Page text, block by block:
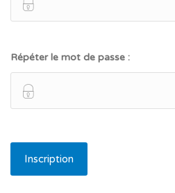
Répéter le mot de passe :